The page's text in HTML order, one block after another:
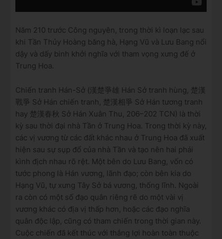
Năm 210 trước Công nguyên, trong thời kì loạn lạc sau
khi Tần Thủy Hoàng băng hà, Hạng Vũ và Lưu Bang nổi
dậy và dấy binh khởi nghĩa với tham vọng xưng đế ở
Trung Hoa.
Chiến tranh Hán-Sở (漢楚爭雄 Hán Sở tranh hùng, 楚漢
戰爭 Sở Hán chiến tranh, 楚漢相爭 Sở Hán tương tranh
hay 楚漢春秋 Sở Hán Xuân Thu, 206–202 TCN) là thời
kỳ sau thời đại nhà Tần ở Trung Hoa. Trong thời kỳ này,
các vị vương từ các đất khác nhau ở Trung Hoa đã xuất
hiện sau sự sụp đổ của nhà Tần và tạo nên hai phái
kình địch nhau rõ rệt. Một bên do Lưu Bang, vốn có
tước phong là Hán vương, lãnh đạo; còn bên kia do
Hạng Vũ, tự xưng Tây Sở bá vương, thống lĩnh. Ngoài
ra còn có một số đạo quân riêng rẽ do một vài vị
vương khác có địa vị thấp hơn, hoặc các đạo nghĩa
quân độc lập, cũng có tham chiến trong thời gian này.
Cuộc chiến đã kết thúc với thắng lợi hoàn toàn thuộc